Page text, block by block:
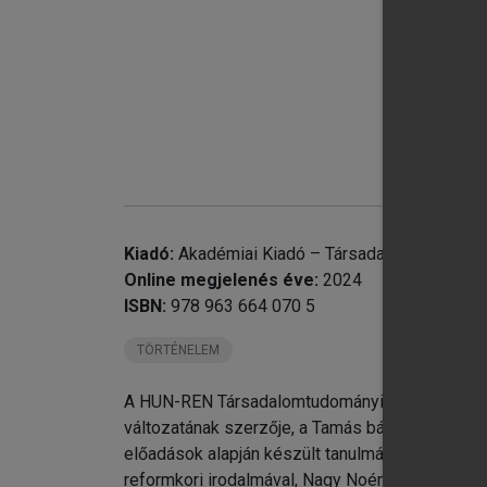
Kiadó: Akadémiai Kiadó –
Online megjelenés éve: 2024
ISBN: 978 963 664 070 5
TÖRTÉNELEM
A HUN-REN Társadalomtudományi
változatának szerzője, a Tamás bátya
előadások alapján készült tanulmányok az
reformkori irodalmával, Nagy Noémi és